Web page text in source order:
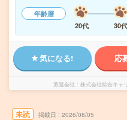
年齢層
20代
30代
気になる! 応
派遣会社 株式会社綜合キャ
未読 掲載日 2026/08/05